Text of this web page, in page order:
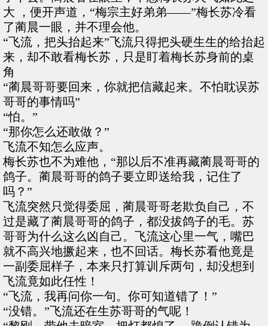
大 ，便开声道，“梅宗主好弟弟——”梅长苏冷看
了蔺晨一眼，并不理会他。
“飞流，把头抬起来”飞流只得把头硬生生的给抬起
来，却不敢看梅长苏，只是盯着梅长苏身前的桌
角
“蔺晨哥哥要回来，你就把信藏起来。不怕耽误苏
哥哥的事情吗”
“怕。”
“那你怎么还敢做？”
飞流不知怎么应声。
梅长苏也不为难他，“那以后不准再藏蔺晨哥哥的
鸽子。蔺晨哥哥的鸽子要立即送给我，记住了
吗？”
飞流突然只觉得委屈，蔺晨哥哥老欺负自己，不
过是藏了蔺晨哥哥的鸽子，都没拔鸽子的毛。苏
哥哥为什么这么凶自己。飞流这心里一气，嘴巴
就不高兴地撅起来，也不回话。梅长苏看他竟是
一副委屈样子，本来只打算训斥两句，却没想到
飞流竟如此任性！
“飞流，我再问你一句。你可知道错了！”
“没错。”飞流还在生苏哥哥的气呢！